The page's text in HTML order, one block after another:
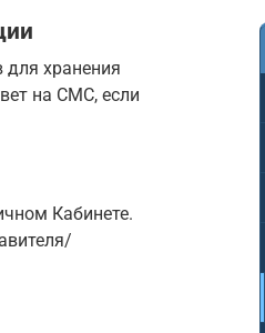
хранения
на СМС, если
Кабинете.